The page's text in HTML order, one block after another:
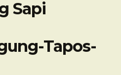
Sapi
Tapos-